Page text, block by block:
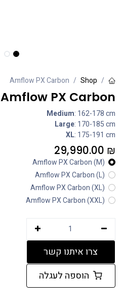
Shop
Amflow PX Carbon
Amflow PX Carbon
Medium: 162-178 cm
Large: 170-185 cm
XL: 175-191 cm
₪
29,990.00
Amflow PX Carbon (M)
Amflow PX Carbon (L)
Amflow PX Carbon (XL)
Amflow PX Carbon (XXL)
הוספה לעגלה
צרו ​​​​​​​​א​​​​​​יתנו קשר